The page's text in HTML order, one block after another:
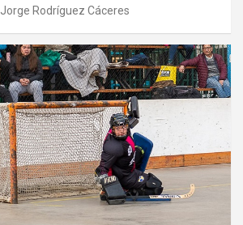
Jorge Rodríguez Cáceres